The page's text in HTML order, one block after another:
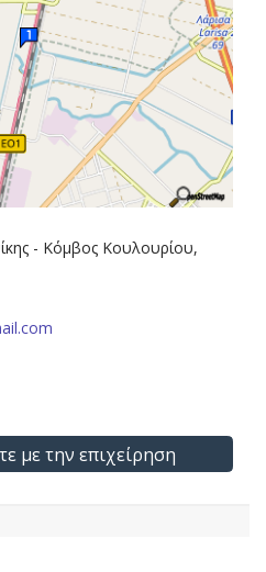
- Κόμβος Κουλουρίου,
με την επιχείρηση